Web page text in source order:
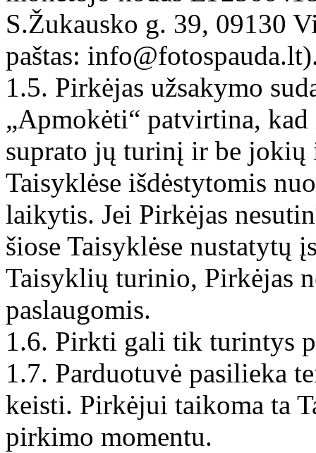
S.Žukausko g. 39, 09130
paštas:
1.5. Pirkėjas užsakymo
„Apmokėti“ patvirtina,
suprato jų turinį ir be jokių
Taisyklėse išdėstytomis
laikytis. Jei Pirkėjas
šiose Taisyklėse nustatytų
Taisyklių turinio, Pirkėjas
paslaugomis.
1.6. Pirkti gali tik turintys
1.7. Parduotuvė pasilieka
keisti. Pirkėjui taikoma ta
pirkimo momentu.